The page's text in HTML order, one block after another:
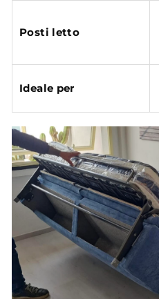
Posti letto
Ideale per